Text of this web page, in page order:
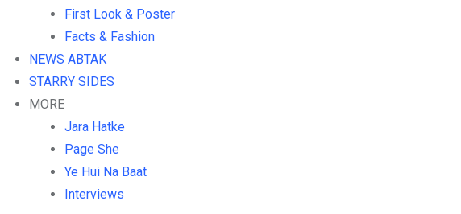
First Look & Poster
Facts & Fashion
NEWS ABTAK
STARRY SIDES
MORE
Jara Hatke
Page She
Ye Hui Na Baat
Interviews